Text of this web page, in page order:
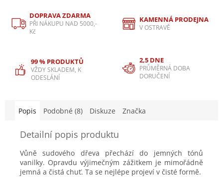
DOPRAVA ZDARMA
PŘI NÁKUPU NAD 5000,-
Kč
KAMENNÁ PRODEJNA
V OSTRAVĚ
99 % PRODUKTŮ
VŽDY SKLADEM, K
ODESLÁNÍ
2,5 DNE
PRŮMĚRNÁ DOBA
DORUČENÍ
Popis Podobné (8) Diskuze Značka
Detailní popis produktu
Vůně sudového dřeva přechází do jemných tónů
vanilky. Opravdu výjimečným zážitkem je mimořádně
jemná a čistá chuť. Ta se nejlépe projeví v čisté formě.